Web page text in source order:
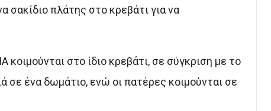
σακίδιο πλάτης στο κρεβάτι για να
στο ίδιο κρεβάτι, σε σύγκριση με το
σε ένα δωμάτιο, ενώ οι πατέρες κοιμούνται σε